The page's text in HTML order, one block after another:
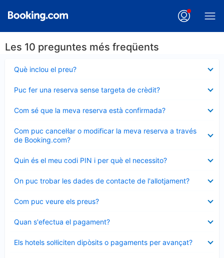
Les 10 preguntes més freqüents
Què inclou el preu?
tancat
Puc fer una reserva sense targeta de crèdit?
tancat
Com sé que la meva reserva està confirmada?
tancat
Com puc cancel·lar o modificar la meva reserva a través
de Booking.com?
tancat
Quin és el meu codi PIN i per què el necessito?
tancat
On puc trobar les dades de contacte de l'allotjament?
tancat
Com puc veure els preus?
tancat
Quan s'efectua el pagament?
tancat
Els hotels sol·liciten dipòsits o pagaments per avançat?
tancat